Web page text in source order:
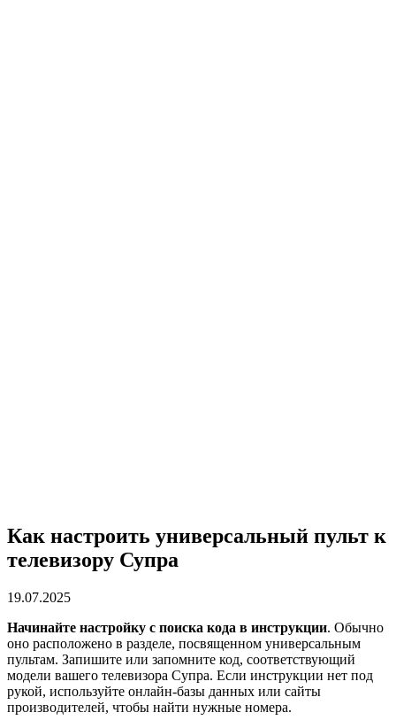
Как настроить универсальный пульт к
телевизору Супра
19.07.2025
Начинайте настройку с поиска кода в инструкции. Обычно
оно расположено в разделе, посвященном универсальным
пультам. Запишите или запомните код, соответствующий
модели вашего телевизора Супра. Если инструкции нет под
рукой, используйте онлайн-базы данных или сайты
производителей, чтобы найти нужные номера.